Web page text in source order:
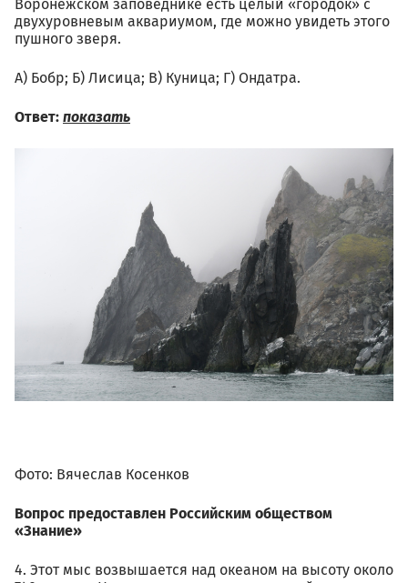
Воронежском заповеднике есть целый «городок» с
двухуровневым аквариумом, где можно увидеть этого
пушного зверя.
А) Бобр; Б) Лисица; В) Куница; Г) Ондатра.
Ответ: показать
589661.jpeg
Фото: Вячеслав Косенков
Вопрос предоставлен Российским обществом
«Знание»
4. Этот мыс возвышается над океаном на высоту около